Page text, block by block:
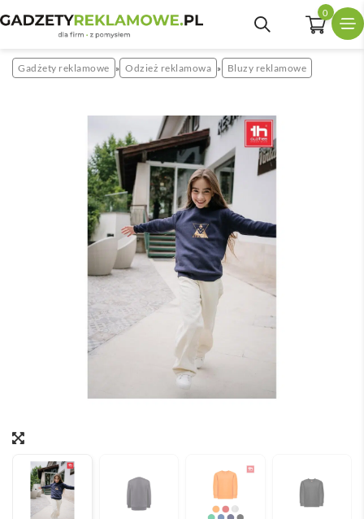
0
Gadżety reklamowe » Odzież reklamowa » Bluzy reklamowe